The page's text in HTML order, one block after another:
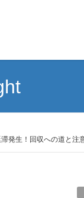
発生！回収への道と注